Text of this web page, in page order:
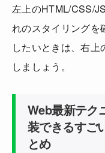
左上のHTML/CSS/
れのスタイリングを
したいときは、右
しましょう。
Web最新テク
装できるすご
とめ